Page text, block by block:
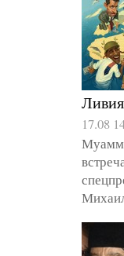
17.08